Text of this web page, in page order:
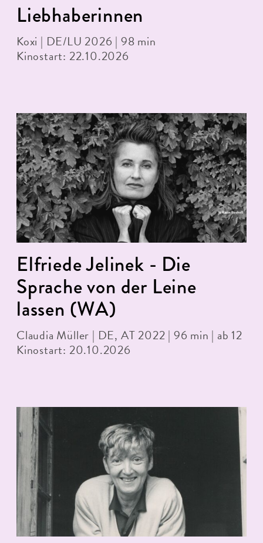
Liebhaberinnen
Koxi | DE/LU 2026 | 98 min
Kinostart: 22.10.2026
Elfriede Jelinek - Die
Sprache von der Leine
lassen (WA)
Claudia Müller | DE, AT 2022 | 96 min | ab 12
Kinostart: 20.10.2026